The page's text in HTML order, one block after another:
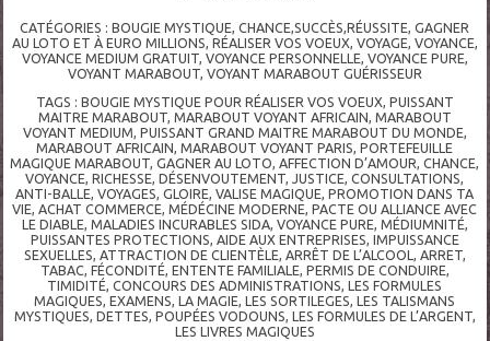
CATÉGORIES :BOUGIE MYSTIQUE,CHANCE,SUCCÈS,RÉUSSITE,GAGNER
AU LOTO ET À EURO MILLIONS, RÉALISER VOS VOEUX, VOYAGE, VOYANCE,
VOYANCE MEDIUM GRATUIT, VOYANCE PERSONNELLE, VOYANCE PURE,
VOYANT MARABOUT, VOYANT MARABOUT GUÉRISSEUR
TAGS : BOUGIE MYSTIQUE POUR RÉALISER VOS VOEUX, PUISSANT
MAITRE MARABOUT, MARABOUT VOYANT AFRICAIN, MARABOUT
VOYANT MEDIUM, PUISSANT GRAND MAITRE MARABOUT DU MONDE,
MARABOUT AFRICAIN,MARABOUT VOYANT PARIS,PORTEFEUILLE
MAGIQUE MARABOUT,GAGNER AU LOTO,AFFECTION D’AMOUR,CHANCE,
VOYANCE,RICHESSE,DÉSENVOUTEMENT,JUSTICE,CONSULTATIONS,
ANTI-BALLE,VOYAGES,GLOIRE,VALISE MAGIQUE,PROMOTION DANS TA
VIE,ACHAT COMMERCE,MÉDÉCINE MODERNE,PACTE OU ALLIANCE AVEC
LE DIABLE, MALADIES INCURABLES SIDA, VOYANCE PURE, MÉDIUMNITÉ,
PUISSANTES PROTECTIONS, AIDE AUX ENTREPRISES, IMPUISSANCE
SEXUELLES, ATTRACTION DE CLIENTÈLE, ARRÊT DE L’ALCOOL , ARRET,
TABAC, FÉCONDITÉ, ENTENTE FAMILIALE, PERMIS DE CONDUIRE,
TIMIDITÉ,CONCOURS DES ADMINISTRATIONS,LES FORMULES
MAGIQUES,EXAMENS,LA MAGIE,LES SORTILEGES,LES TALISMANS
MYSTIQUES, DETTES, POUPÉES VODOUNS, LES FORMULES DE L’ARGENT,
LES LIVRES MAGIQUES